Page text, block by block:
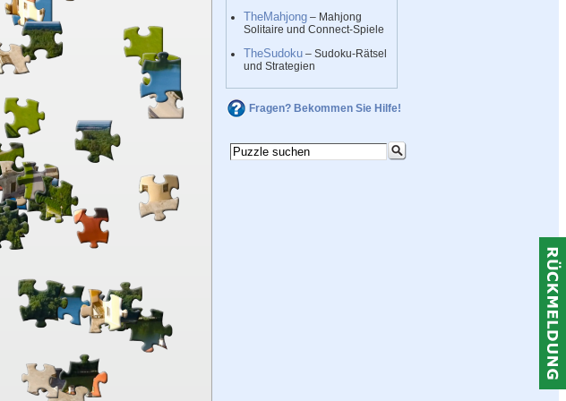
TheMahjong – Mahjong
Solitaire und Connect-Spiele
TheSudoku – Sudoku-Rätsel
und Strategien
Fragen? Bekommen Sie Hilfe!